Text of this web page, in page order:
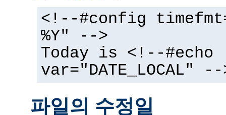
<!--#config
%Y" -->
Today is <!--#echo
var="DATE_LOCAL" --
파일의 수정일